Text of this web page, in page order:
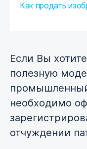
Как продать
Если Вы
полезную
необходимо
отчуждении